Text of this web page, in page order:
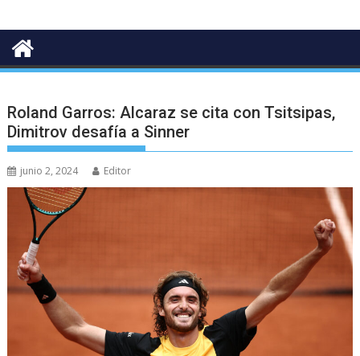
Roland Garros: Alcaraz se cita con Tsitsipas,
Dimitrov desafía a Sinner
junio 2, 2024 Editor